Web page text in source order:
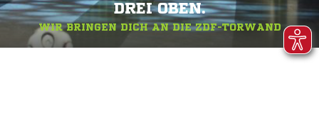
DREI OBEN.
WIR BRINGEN DICH AN DIE ZDF-TORWAND